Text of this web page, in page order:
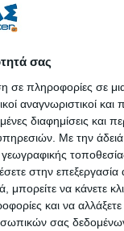
σας
σε πληροφορίες σε
αναγνωριστικοί και
διαφημίσεις και
Με την άδειά
στην επεξεργασία
να κάνετε
και να αλλάξετε
σας
δύσκολο να βγει
τάσσεται σαφώς
στοιχεία
για θέματα
μέσα στη μέρα,
αρχίζει το τσιγάρο,